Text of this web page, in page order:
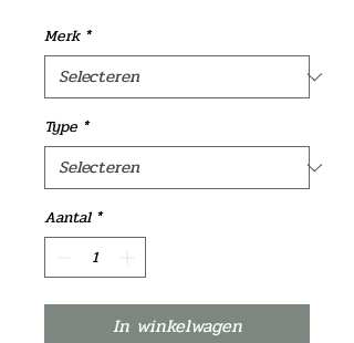
Merk *
Type *
Aantal *
In winkelwagen